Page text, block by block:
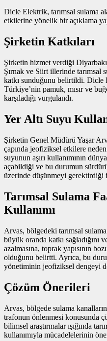
Dicle Elektrik, tarımsal sulama
etkilerine yönelik bir açıklama
Şirketin Katkıları
Şirketin hizmet verdiği
Şırnak ve Siirt illerinde tarımsal
katkı sunduğunu belirtildi.
Türkiye’nin pamuk, mısır ve
karşıladığı vurgulandı.
Yer Altı Suyu
Şirketin Genel Müdürü Yaşar
çapında jeofiziksel etkilere
suyunun aşırı kullanımının
açabildiği ve bu durumun
üzerinde düşünmeyi gerektirdiği
Tarımsal Sulama
Kullanımı
Arvas, bölgedeki tarımsal
büyük oranda katkı sağladığını
azalmasına, toprak yapısının
olduğunu belirtti. Ayrıca, bu
yönetiminin jeofiziksel dengeyi
Çözüm Önerileri
Arvas, bölgede sulama
trafonun önlenmesi konusunda
bilimsel araştırmalar ışığında
kullanımıyla mücadelelerinin